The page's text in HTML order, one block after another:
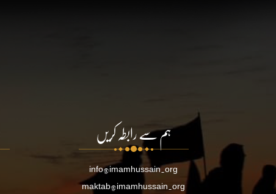
ہم سے رابطہ کریں
info@imamhussain.org
maktab@imamhussain.org